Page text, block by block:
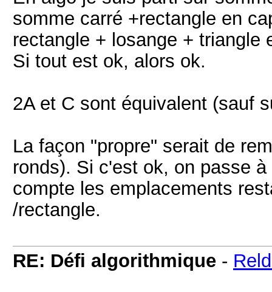
somme carré +rectangle en
rectangle + losange + triangle
Si tout est ok, alors ok.
2A et C sont équivalent (sauf
La façon "propre" serait de
ronds). Si c'est ok, on passe
compte les emplacements
/rectangle.
RE: Défi algorithmique -